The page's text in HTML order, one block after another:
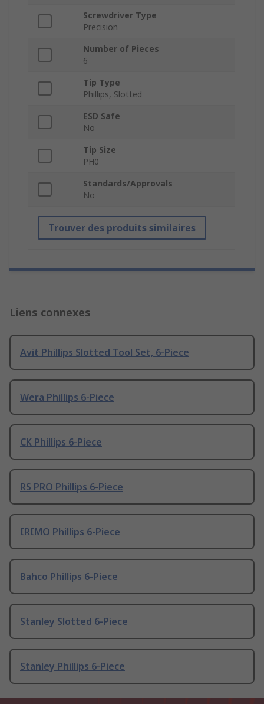
Screwdriver Type
Precision
Number of Pieces
6
Tip Type
Phillips, Slotted
ESD Safe
No
Tip Size
PH0
Standards/Approvals
No
Trouver des produits similaires
Liens connexes
Avit Phillips Slotted Tool Set, 6-Piece
Wera Phillips 6-Piece
CK Phillips 6-Piece
RS PRO Phillips 6-Piece
IRIMO Phillips 6-Piece
Bahco Phillips 6-Piece
Stanley Slotted 6-Piece
Stanley Phillips 6-Piece